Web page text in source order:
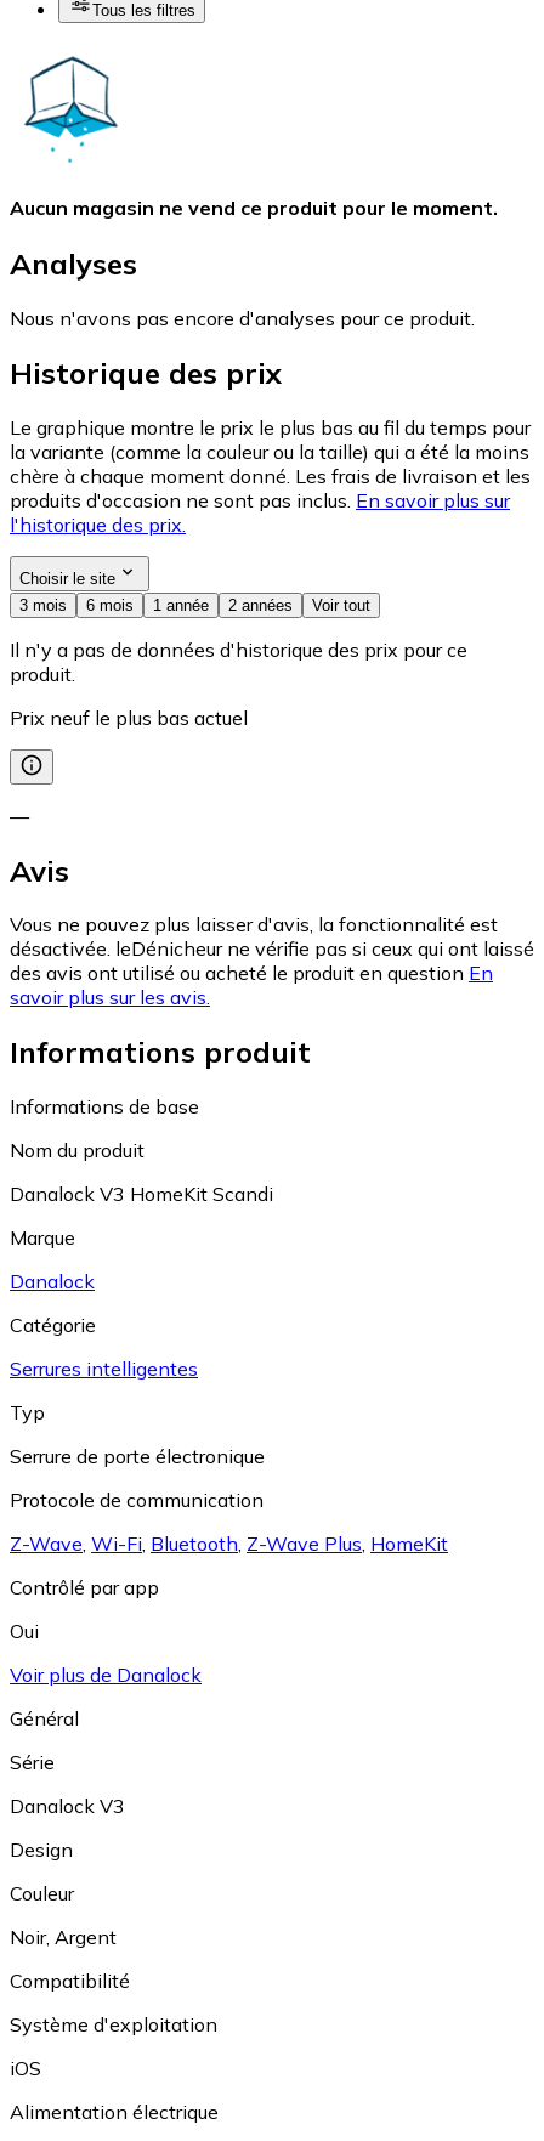
Tous les filtres
Aucun magasin ne vend ce produit pour le moment.
Analyses
Nous n'avons pas encore d'analyses pour ce produit.
Historique des prix
Le graphique montre le prix le plus bas au fil du temps pour
la variante (comme la couleur ou la taille) qui a été la moins
chère à chaque moment donné. Les frais de livraison et les
produits d'occasion ne sont pas inclus. En savoir plus sur
l'historique des prix.
Choisir le site
3 mois
6 mois 1 année 2 années Voir tout
Il n'y a pas de données d'historique des prix pour ce
produit.
Prix neuf le plus bas actuel
—
Avis
Vous ne pouvez plus laisser d'avis, la fonctionnalité est
désactivée. leDénicheur ne vérifie pas si ceux qui ont laissé
des avis ont utilisé ou acheté le produit en question En
savoir plus sur les avis.
Informations produit
Informations de base
Nom du produit
Danalock V3 HomeKit Scandi
Marque
Danalock
Catégorie
Serrures intelligentes
Typ
Serrure de porte électronique
Protocole de communication
Z-Wave, Wi-Fi, Bluetooth, Z-Wave Plus, HomeKit
Contrôlé par app
Oui
Voir plus de Danalock
Général
Série
Danalock V3
Design
Couleur
Noir, Argent
Compatibilité
Système d'exploitation
iOS
Alimentation électrique